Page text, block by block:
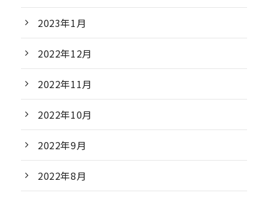
2023年1月
2022年12月
2022年11月
2022年10月
2022年9月
2022年8月